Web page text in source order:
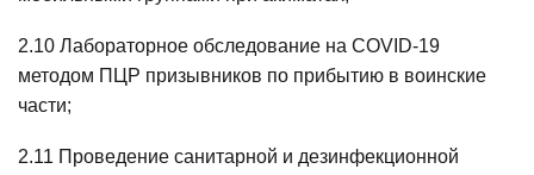
2.10 Лабораторное обследование на COVID-19
методом ПЦР призывников по прибытию в воинские
части;
2.11 Проведение санитарной и дезинфекционной